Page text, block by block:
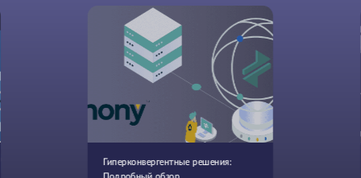
Гиперконвергентные решения: